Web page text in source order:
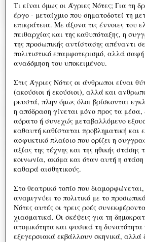
Τι είναι όμως οι Άγριες Νότες; Για τη
έργο - μεταίχμιο που σηματοδοτεί τη
επικράτεια. Με άξονα τις έννοιες του
πειθαρχίας και της καθυπόταξης, η
της προσωπικής αντίστασης απέναντι
πολιτιστικό επαμφοτερισμό, αλλά
αναδόμηση του υποκειμένου.
Στις Άγριες Νότες οι άνθρωποι είναι
(ακούσιοι ή εκούσιοι), αλλά και
ρευστά, πλην όμως όλοι βρίσκονται
η απόδραση γίνεται μόνο προς τα
αόρατο ή συνεχώς μεταβαλλόμενο
καθαυτή καθίσταται προβληματική και
ασφυκτικό πλαίσιο που ορίζει η
αξίας της τέχνης και της ηθικής
κοινωνία, ακόμα και όταν αυτή η
καθαρά αισθητικούς.
Στο θεατρικό τοπίο που
αναμιγνύει το πολιτικό με το
Νότες αυτές οι τρεις ροές
χιασματικά. Οι σκέψεις για τη
ατομικότητα και φυσικά τη δυνατότητα
εξεγερσιακά εκβάλλουν σκηνικά, αλλά